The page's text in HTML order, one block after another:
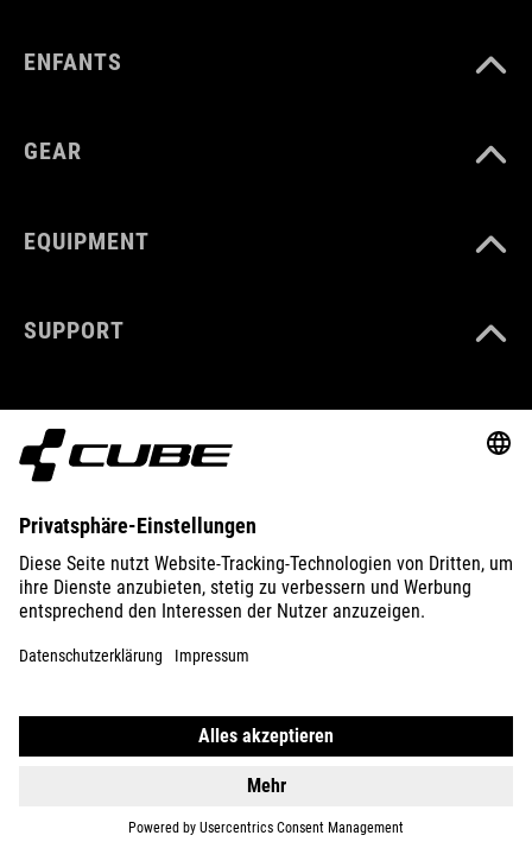
ENFANTS
GEAR
EQUIPMENT
SUPPORT
ABOUT US